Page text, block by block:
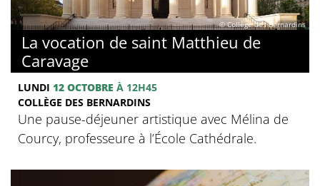
© Collège des Bernardins
La vocation de saint Matthieu de
Caravage
LUNDI 12 OCTOBRE À 12H45
COLLÈGE DES BERNARDINS
Une pause-déjeuner artistique avec Mélina de
Courcy, professeure à l’École Cathédrale.